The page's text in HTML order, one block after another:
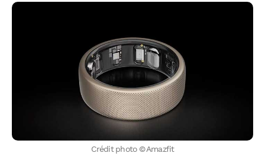
Crédit photo © Amazfit